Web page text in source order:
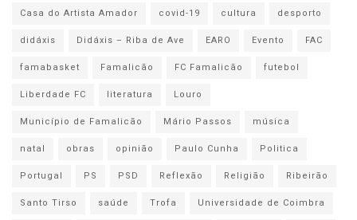
Casa do Artista Amador
covid-19 cultura
desporto
didáxis
Didáxis – Riba de Ave EARO Evento
FAC
famabasket
Famalicão FC Famalicão
futebol
Liberdade FC
literatura
Louro
Município de Famalicão
Mário Passos
música
natal
obras opinião Paulo Cunha
Politica
Portugal
PS PSD Reflexão Religião
Ribeirão
Santo Tirso
saúde Trofa
Universidade de Coimbra